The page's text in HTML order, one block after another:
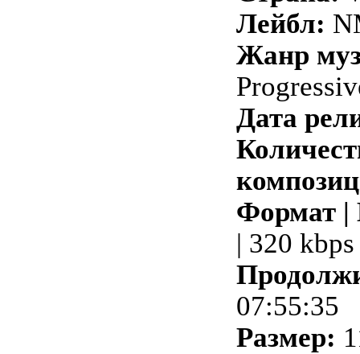
Лейбл:
Жанр
Дата
Формат |
| 320 kbps
07:55:35
Размер: